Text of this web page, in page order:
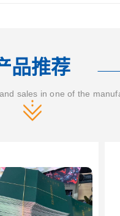
品推荐
sales in one of the